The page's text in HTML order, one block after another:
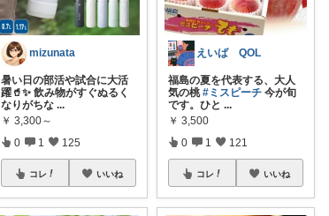
mizunata
暑い日の部活や試合に大活
躍🥤✨ 飲み物がすぐぬるく
なりがちな ...
￥ 3,300～
0 1 125
コレ いいね
えいば QOL
福島の夏を代表する、大人
気の桃#ミスピーチ 今が旬
です。ひと ...
￥ 3,500
0 1 121
コレ いいね